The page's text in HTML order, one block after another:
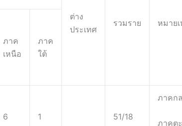
ต่าง
ประเทศ
รวมราย หมาย
ภาค
เหนือ
ภาค
ใต้
6 1 51/18
ภาคก
ภาคต